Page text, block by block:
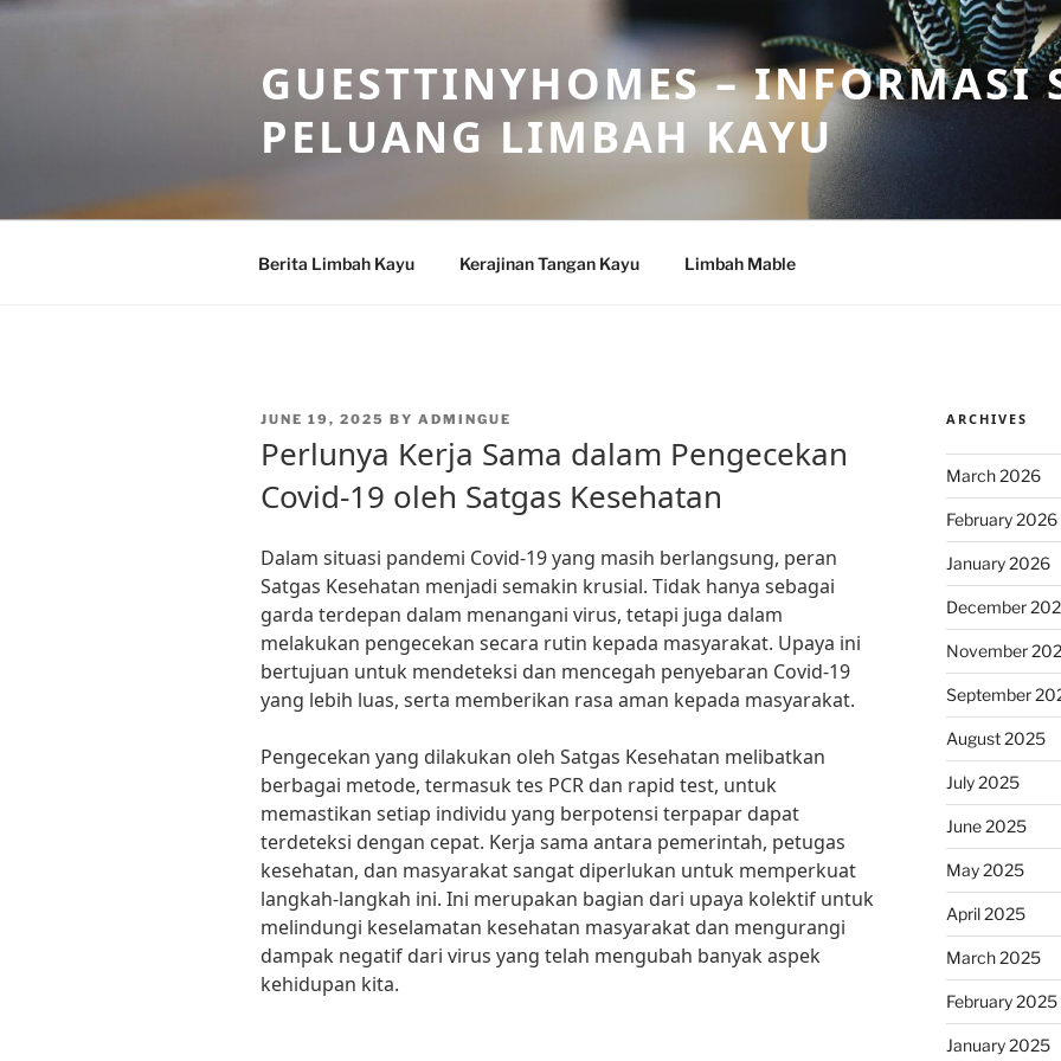
Skip
GUESTTINYHOMES – INFORMASI
PELUANG LIMBAH KAYU
Berita Limbah Kayu Kerajinan Tangan Kayu Limbah Mable
POSTED
JUNE 19, 2025 BY ADMINGUE
Perlunya Kerja Sama dalam Pengecekan
Covid-19 oleh Satgas Kesehatan
Dalam situasi pandemi Covid-19 yang masih berlangsung, peran
Satgas Kesehatan menjadi semakin krusial. Tidak hanya sebagai
garda terdepan dalam menangani virus, tetapi juga dalam
melakukan pengecekan secara rutin kepada masyarakat. Upaya ini
bertujuan untuk mendeteksi dan mencegah penyebaran Covid-19
yang lebih luas, serta memberikan rasa aman kepada masyarakat.
Pengecekan yang dilakukan oleh Satgas Kesehatan melibatkan
berbagai metode, termasuk tes PCR dan rapid test, untuk
memastikan setiap individu yang berpotensi terpapar dapat
terdeteksi dengan cepat. Kerja sama antara pemerintah, petugas
kesehatan, dan masyarakat sangat diperlukan untuk memperkuat
langkah-langkah ini. Ini merupakan bagian dari upaya kolektif untuk
melindungi keselamatan kesehatan masyarakat dan mengurangi
dampak negatif dari virus yang telah mengubah banyak aspek
kehidupan kita.
ARCHIVES
March 2026
February 2026
January 2026
December
November
September
August 2025
July 2025
June 2025
May 2025
April 2025
March 2025
February 2025
January 2025